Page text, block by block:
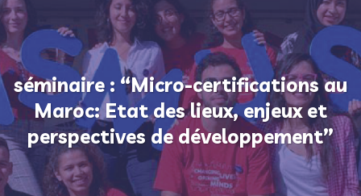
séminaire : “Micro-certifications au
Maroc: Etat des lieux, enjeux et
perspectives de développement”